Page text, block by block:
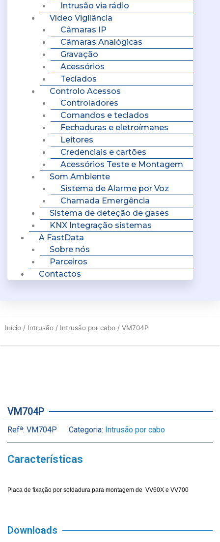
Intrusão via rádio
Vídeo Vigilância
Câmaras IP
Câmaras Analógicas
Gravação
Acessórios
Teclados
Controlo Acessos
Controladores
Comandos e teclados
Fechaduras e eletroímanes
Leitores
Credenciais e cartões
Acessórios Teste e Montagem
Som Ambiente
Sistema de Alarme por Voz
Chamada Emergência
Sistema de deteção de gases
KNX Integração sistemas
A FastData
Sobre nós
Parceiros
Contactos
Início / Intrusão / Intrusão por cabo / VM704P
VM704P
Refª: VM704P Categoria: Intrusão por cabo
Características
Placa de fixação por soldadura para montagem de VV60X e VV700
Downloads